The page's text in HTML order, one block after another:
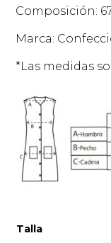
Composición:
Marca:
*Las medidas
Talla